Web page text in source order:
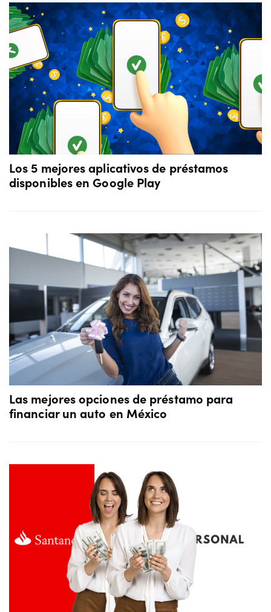
Los 5 mejores aplicativos de préstamos
disponibles en Google Play
Las mejores opciones de préstamo para
financiar un auto en México